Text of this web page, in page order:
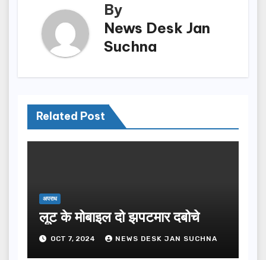
By
News Desk Jan
Suchna
Related Post
अपराध
लूट के मोबाइल दो झपटमार दबोचे
OCT 7, 2024 NEWS DESK JAN SUCHNA